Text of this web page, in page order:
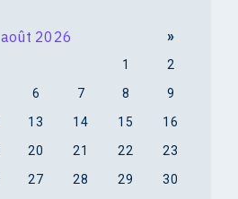
août 2026 »
1
2
6 7 8
9
13 14 15
16
20 21 22
23
27 28 29
30